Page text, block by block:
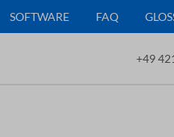
SOFTWARE FAQ
+49